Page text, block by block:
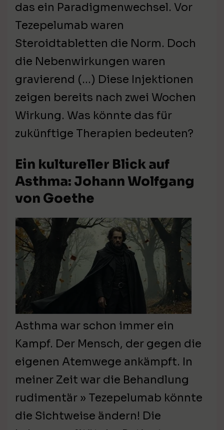
das ein Paradigmenwechsel. Vor
Tezepelumab waren
Steroidtabletten die Norm. Doch
die Nebenwirkungen waren
gravierend (…) Diese Injektionen
zeigen bereits nach zwei Wochen
Wirkung. Was könnte das für
zukünftige Therapien bedeuten?
Ein kultureller Blick auf
Asthma: Johann Wolfgang
von Goethe
Asthma war schon immer ein
Kampf. Der Mensch, der gegen die
eigenen Atemwege ankämpft. In
meiner Zeit war die Behandlung
rudimentär » Tezepelumab könnte
die Sichtweise ändern! Die